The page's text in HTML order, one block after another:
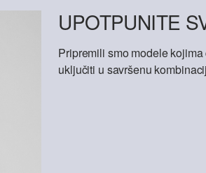
UPOTPUNITE
Pripremili smo modele
uključiti u savršenu